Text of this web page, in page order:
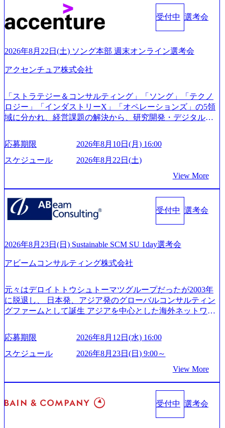
kerdeck.com/leverages/leverages-hui-she-shao-jie-zi-liao-zhong-tu-
cai-yong-xiang-ke) 「働く人」「事業・サービス」「カルチャ
ー」など、レバレジーズのリアルを取り上げています！ (htt
「外国人留学生等受入環境整備事業委託業務」を受託 (http
s://prtimes.jp/main/html/rd/p/000000612.000010591.html) レバレ
ジーズ、モチベーション管理システム「NALYSYS」リリー
m/@leveragesCh) レバレジーズで活躍するメンバー紹介！〜
管理職種編 〜 (https://www.youtube.com/watch?v=RETwZKac2
UI) レバレジーズで活躍するメンバー紹介！〜 営業職種編
来黒字を維持し、急成長中でありながら安定した事業を展
円を目指す日本にもなかなかないメガベンチャー。創業か
ら黒字経営。年間130%成長 https://storage.googleapis.com/our-
527843-d227-4df8-b86c-5587f843fdf6_1200x471.webp https://stor
age.googleapis.com/our-vision-production.appspot.com/public/imag
es/20251030164946_dc0888f6-0539-4887-84d7-34c8d8544226_1
200x666.webp 年間100億円規模の投資の元、10以上もの新規
能 社内転職が活発であり、多様なスキルを1社で身に着ける
ことが可能 事業開発・運用を内包かする「オールインハウ
ス」型の組織体。社内スカウトや社内公募制度を用いて主
165942_70f09968-1b27-43e6-b849-1cd107c4f488_1200x698.web
p ## 働き方／WLB／待遇 内装8億円超のかっこいいオフィ
スがあり、 働き甲斐のあるランキング、新卒注目ランキン
ため事業創造の自由度が高く、赤字事業でも投資して長期
的な成長を若手に任せられる環境 対面でのコミュニケーシ
ョンメリットを重視するため出社勤務。1日の労働時間平均
ア組織） 2026年8月22日(土) 10:00～最長16:00 2026年8月10
日(月) 16:00 ※応募者が定員を上回る場合は、厳正なる審査
の上参加者を決定させていただきます。ご了承ください。
● 当日の流れ 受付 → 会社説明会 → 面接(会社説明会終了
後、随時ご案内) ※全てリモートにて実施します。 ※参加
受付中 選考会
2026年8月22日(土) ソング本部 週末オンライン選考会
アクセンチュア株式会社
「ストラテジー＆コンサルティング」「ソング」「テクノ
ロジー」「インダストリーX」「オペレーションズ」の5領
域に分かれ、経営課題の解決から、研究開発・デジタル・
グ領域からその実行的側面であるITサービスの提供まで一
貫して支援する総合系・IT系ファームである あらゆる産業
において非常に良質な顧客基盤を築いており、Fortune Globa
手掛けたプロジェクトは「ファーストリテイリングにおけ
るグローバル化」「資生堂グループのDX化支援」「ヴィヴ
ィアン・ウエストウッドの製品開発」など多岐にわたる コ
ンサルティング活動のみならず、2021年にはKDDIと合弁会
社「ARISE analytics」を設立し、人工知能とデータアナリテ
ジタル人材育成の支援も盛んに行う 採用資料 (https://www.ac
2/Accenture-Recruiting-Brochure.pdf#zoom=50) 女性の活躍につ
rs/corporate/document/women-brochure.pdf#zoom=50) 社員発信
のキャリアブログ (https://www.accenture.com/jp-ja/blogs/japan-
careers-blog) 江川社長が語る「105点経営」 (https://business.ni
kkei.com/atcl/gen/19/00604/021600008/) 規模拡大で成功する理
6218) 大手広告代理店出身者などマーケティングのトップ人
材が集結するワケ (https://markezine.jp/article/detail/45446) エン
ジニアからコンサルタントへ。会社に入って、何が変わっ
た？ (https://www.businessinsider.jp/post-288838) プラダ：ラグ
nture.com/jp-ja/case-studies/song/prada-luxury-product-customizati
on) 大正製薬：ITカーブアウト支援 (https://www.accenture.co
m/jp-ja/case-studies/consulting/taisho-pharmaceutical)（ストラテ
ジー & コンサルティング） ソフトバンク：初のオンライン
応募期限
2026年8月10日(月) 16:00
スケジュール
2026年8月22日(土)
View More
受付中 選考会
2026年8月23日(日) Sustainable SCM SU 1day選考会
アビームコンサルティング株式会社
元々はデロイトトウシュトーマツグループだったが2003年
に脱退し、 日本発、アジア発のグローバルコンサルティン
グファームとして誕生 アジアを中心とした海外ネットワー
供している日系最大級の総合コンサルティングファーム
『Build Beyond As One ®.』をブランドメッセージに掲げ、
企業や組織の変革を通じて社会や産業の課題を解決し、未
確実な実現と社会的価値及び経済的価値の追求にも貢献 NE
Cとの戦略的資本提携も実現して、現在はNECのグループ会
シングなどの専門知識と、豊富な経験を持つ約6,000名を超
えるプロフェッショナルを有する 金融、製造、流通、エネ
応募期限
2026年8月12日(水) 16:00
スケジュール
2026年8月23日(日) 9:00～
View More
受付中 選考会